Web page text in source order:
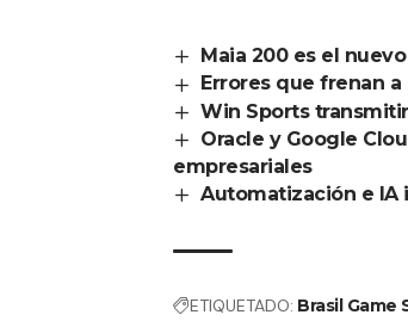
Maia 200 es el
Errores que frenan a
Win Sports
Oracle y Google
empresariales
Automatización e IA
ETIQUETADO: Brasil Game